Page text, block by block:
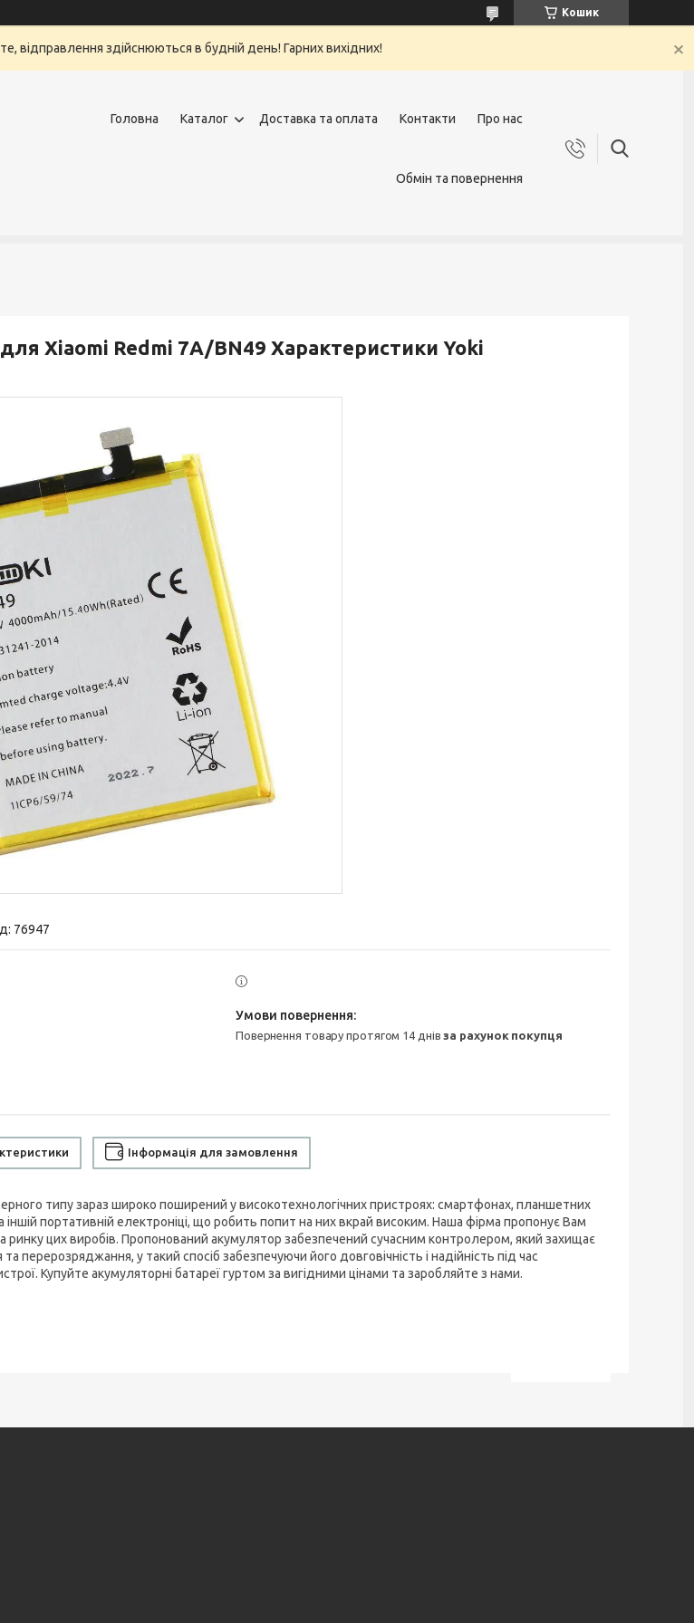
Кошик
відправлення здійснюються в будній день! Гарних вихідних!
Головна Каталог Доставка та оплата Контакти Про нас
Обмін та повернення
Xiaomi Redmi 7A/BN49 Характеристики Yoki
76947
повернення товару протягом 14 днівза рахунок покупця
Інформація для замовлення
типу зараз широко поширений у високотехнологічних пристроях: смартфонах, планшетних
портативній електроніці, що робить попит на них вкрай високим. Наша фірма пропонує Вам
цих виробів. Пропонований акумулятор забезпечений сучасним контролером, який захищає
перерозряджання, у такий спосіб забезпечуючи його довговічність і надійність під час
Купуйте акумуляторні батареї гуртом за вигідними цінами та заробляйте з нами.